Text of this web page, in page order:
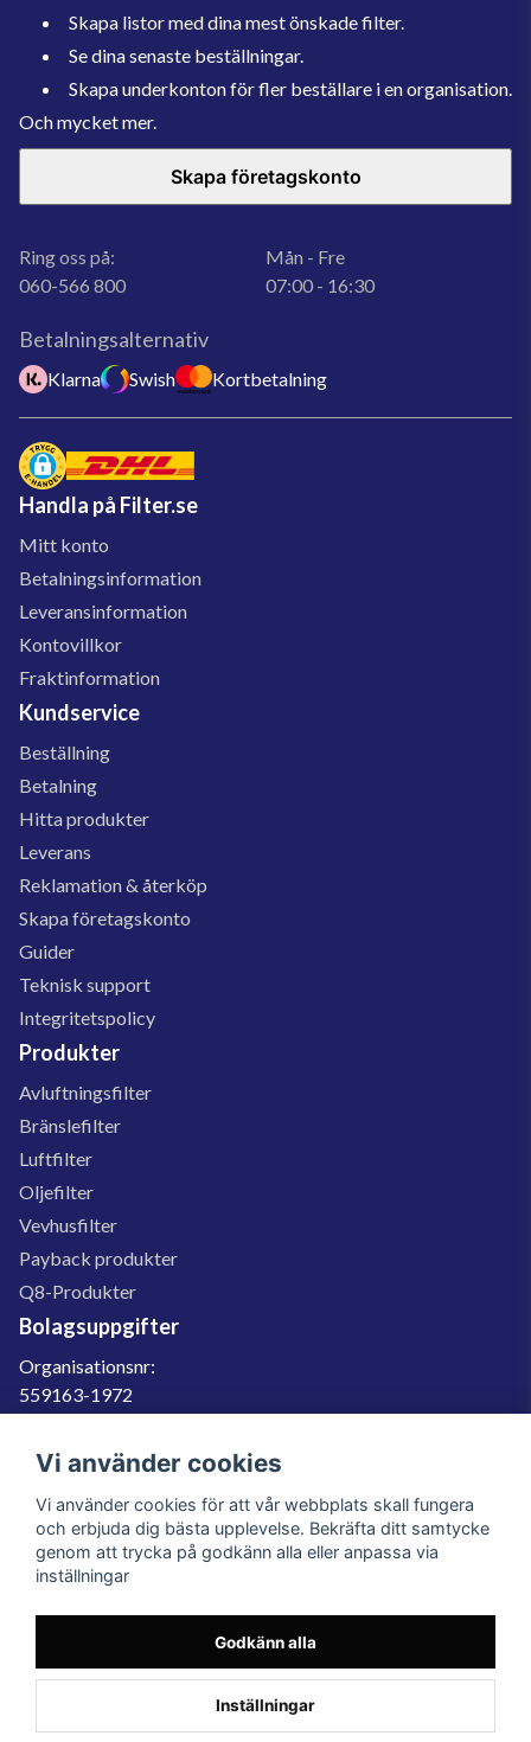
Skapa listor med dina mest önskade filter.
Se dina senaste beställningar.
Skapa underkonton för fler beställare i en organisation.
Och mycket mer.
Skapa företagskonto
Ring oss på:
060-566 800
Mån - Fre
07:00 - 16:30
Betalningsalternativ
Klarna Swish Kortbetalning
Handla på Filter.se
Mitt konto
Betalningsinformation
Leveransinformation
Kontovillkor
Fraktinformation
Kundservice
Beställning
Betalning
Hitta produkter
Leverans
Reklamation & återköp
Skapa företagskonto
Guider
Teknisk support
Integritetspolicy
Produkter
Avluftningsfilter
Bränslefilter
Luftfilter
Oljefilter
Vevhusfilter
Payback produkter
Q8-Produkter
Bolagsuppgifter
Organisationsnr:
559163-1972
SE559163197201
060-566 800
info@filter.se
559163-1972
© 2023 Filter.se, All rights reserved.
Vi använder cookies
Vi använder cookies för att vår webbplats skall fungera
och erbjuda dig bästa upplevelse. Bekräfta ditt samtycke
genom att trycka på godkänn alla eller anpassa via
inställningar
Godkänn alla
Inställningar